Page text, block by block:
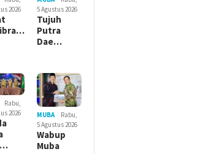
2026
5 Agustus 2026
Tujuh
Putra
Dae…
Rabu,
2026
MUBA
Rabu,
5 Agustus 2026
Wabup
Muba